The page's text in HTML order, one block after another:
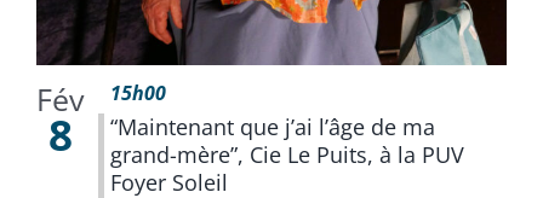
Fév
8
15h00
“Maintenant que j’ai l’âge de ma
grand-mère”, Cie Le Puits, à la PUV
Foyer Soleil